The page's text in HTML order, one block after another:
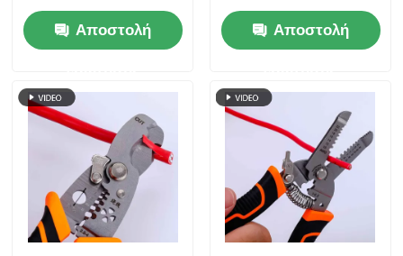
μοχλίας
Αποστολή
για τους
ηλεκτρολόγους
Αποστολή